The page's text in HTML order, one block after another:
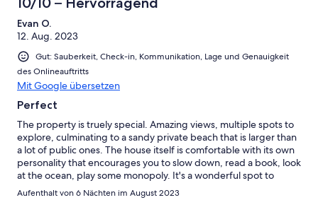
Evan O.
12. Aug. 2023
Gut: Sauberkeit, Check-in, Kommunikation, Lage und Genauigkeit
des Onlineauftritts
Mit Google übersetzen
Perfect
The property is truely special. Amazing views, multiple spots to
explore, culminating to a sandy private beach that is larger than
a lot of public ones. The house itself is comfortable with its own
personality that encourages you to slow down, read a book, look
at the ocean, play some monopoly. It's a wonderful spot to
spend time.
Aufenthalt von 6 Nächten im August 2023